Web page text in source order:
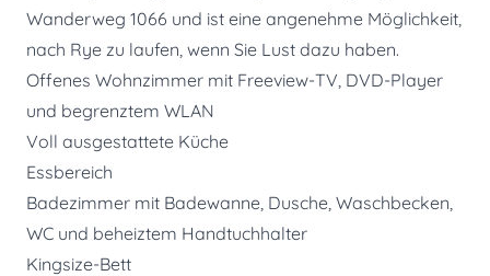
Wanderweg 1066 und ist eine angenehme Möglichkeit,
nach Rye zu laufen, wenn Sie Lust dazu haben.
Offenes Wohnzimmer mit Freeview-TV, DVD-Player
und begrenztem WLAN
Voll ausgestattete Küche
Essbereich
Badezimmer mit Badewanne, Dusche, Waschbecken,
WC und beheiztem Handtuchhalter
Kingsize-Bett